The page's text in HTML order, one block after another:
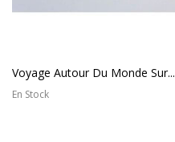
Voyage Autour Du Monde Sur...
En Stock